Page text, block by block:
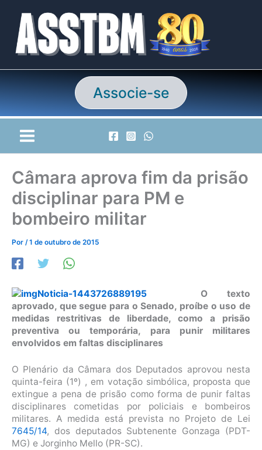
conteúdo
Associe-se
Câmara aprova fim da prisão
disciplinar para PM e
bombeiro militar
Por /1 de outubro de 2015
O texto
aprovado, que segue para o Senado, proíbe o uso de
medidas restritivas de liberdade, como a prisão
preventiva ou temporária, para punir militares
envolvidos em faltas disciplinares
O Plenário da Câmara dos Deputados aprovou nesta
quinta-feira (1º) , em votação simbólica, proposta que
extingue a pena de prisão como forma de punir faltas
disciplinares cometidas por policiais e bombeiros
militares. A medida está prevista no Projeto de Lei
7645/14, dos deputados Subtenente Gonzaga (PDT-
MG) e Jorginho Mello (PR-SC).